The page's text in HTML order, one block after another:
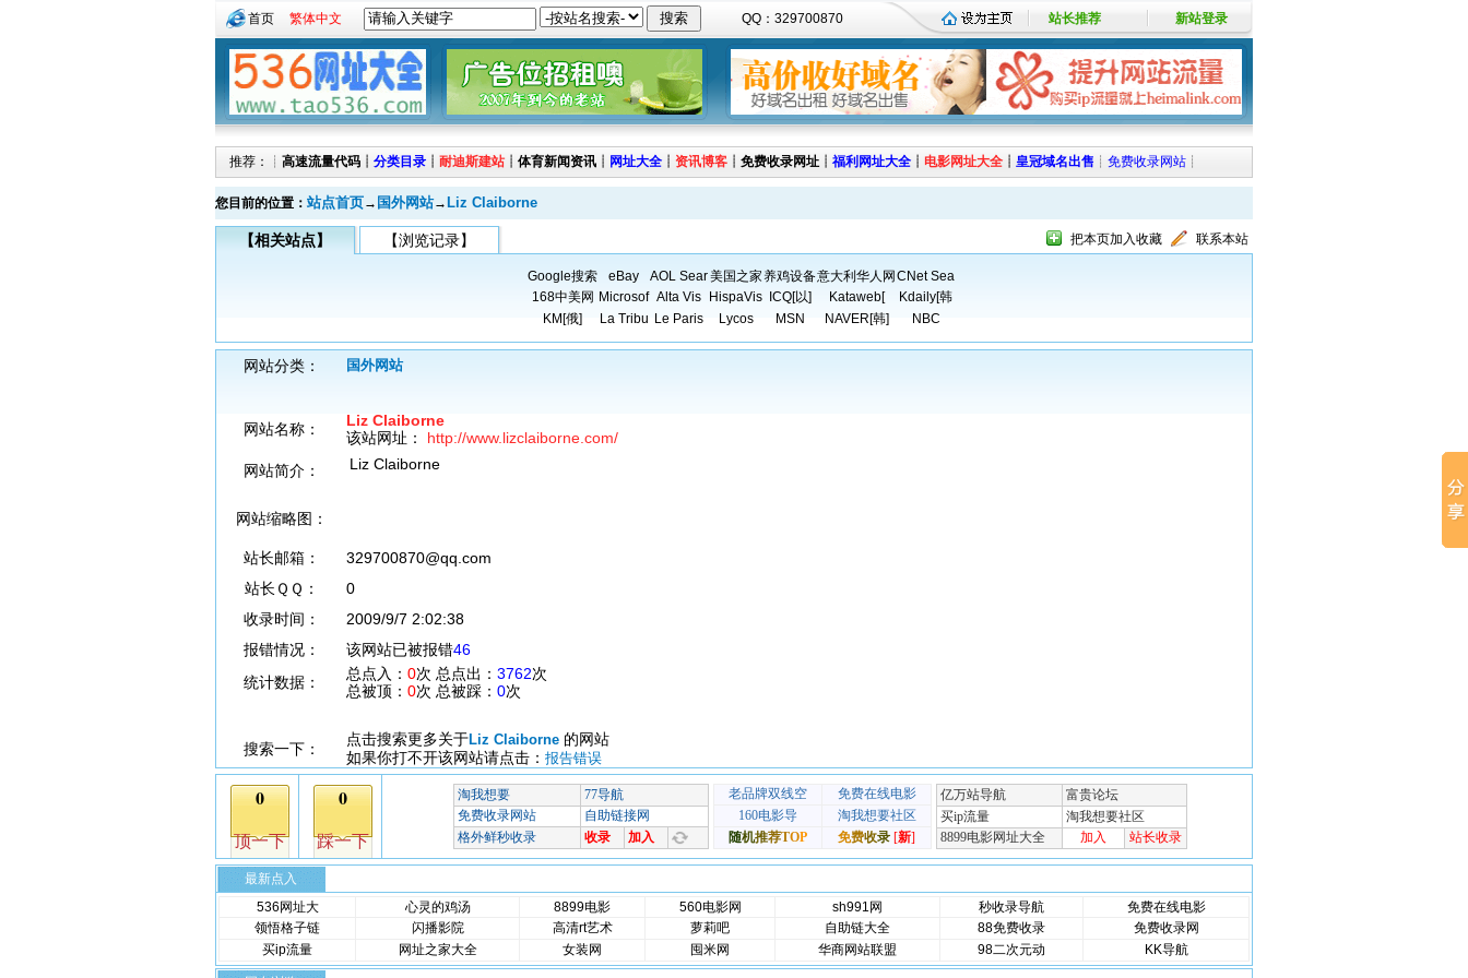
首页 繁体中文 QQ：329700870 站长推荐 新站登录
推荐：┊ 高速流量代码 ┊ 分类目录 ┊ 耐迪斯建站 ┊ 体育新闻资讯 ┊ 网址大全 ┊ 资讯博客 ┊ 免费收录网址 ┊ 福利网址大全 ┊ 电影网址大全 ┊ 皇冠域名出售 ┊ 免费收录网站 ┊
您目前的位置： 站点首页→ 国外网站→ Liz Claiborne
【相关站点】 【浏览记录】 把本页加入收藏 联系本站
Google搜索 eBay AOL Sear美国之家养鸡设备意大利华人网 CNet Sea
168中美网 Microsof Alta Vis HispaVis ICQ[以] Kataweb[
Kdaily[韩
KM[俄]
La Tribu Le Paris Lycos MSN NAVER[韩] NBC
网站分类： 国外网站
网站名称：
Liz Claiborne
该站网址： http://www.lizclaiborne.com/
网站简介：
Liz Claiborne
网站缩略图：
站长邮箱：
329700870@qq.com
站长ＱＱ：
0
收录时间：
2009/9/7 2:02:38
报错情况：
该网站已被报错46
统计数据：
总点入： 0次 总点出： 3762次
总被顶： 0次 总被踩： 0次
搜索一下：
点击搜索更多关于Liz Claiborne 的网站
如果你打不开该网站请点击： 报告错误
最新点入
536网址大
心灵的鸡汤 8899电影 560电影网 sh991网 秒收录导航
免费在线电影
领悟格子链
闪播影院 高清rt艺术 萝莉吧 自助链大全 88免费收录
免费收录网
买ip流量
网址之家大全 女装网 囤米网 华商网站联盟 98二次元动 KK导航